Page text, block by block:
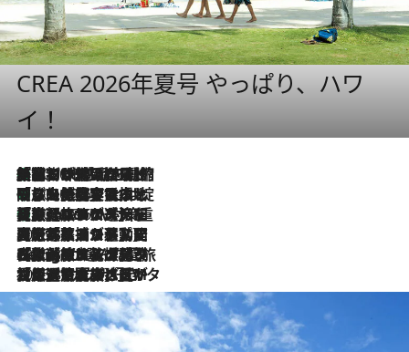
CREA 2026年夏号 やっぱり、ハワ
イ！
2026.8.6
「荷物が増えるほど旅ストレスは増す」美容ジャーナリストがたどり着いた最終結論。“化粧品を劇的に減らす”感動の凝縮美容とは
2026.8.6
「旅先には金髪ウィッグを持参」日本と同じメイクでは損してる!? 美容ジャーナリストが提案する“掟破りの旅美容”とは
2026.8.6
【厳選旅コスメ】「身軽さ＆UV対策重視！」ヘアアーティストshucoが選んだ夏旅ベストコスメを発表【Mサイズジップ】
2026.8.5
【厳選旅コスメ】国内をあちこち移動する河井菜摘が選んだ夏旅ベストコスメ発表！「リラックスアイテムはマスト」【Mサイズジップ】
2026.8.4
【厳選旅コスメ】「紫外線＆乾燥対策しながらメイク感も！」ヘア＆メイクGeorgeが選んだ夏旅ベストコスメを発表！【Mサイズジップ】
2026.8.3
【厳選旅コスメ】「保湿もタイパ重視！」“サウナ好き”タレント清水みさとが愛用する夏旅ベストコスメを発表！【Mサイズジップ】